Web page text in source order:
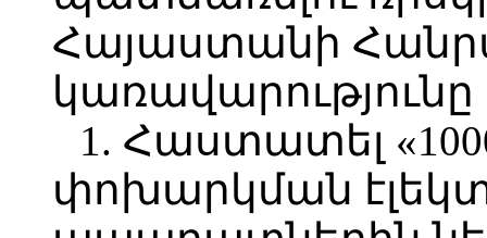
Հայաստանի
կառավարությունը
1. Հաստատել
փոխարկման